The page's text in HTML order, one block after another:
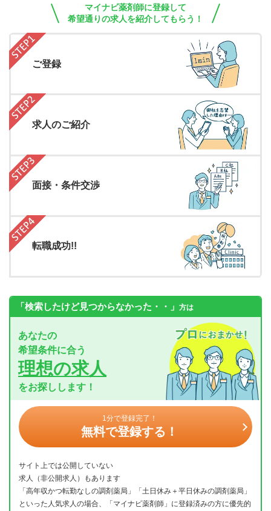
マイナビ薬剤師に登録して
希望通りの求人を紹介してもらう！
ご登録
求人のご紹介
面接・条件交渉
転職成功!!
「検索したけど見つからなかった・・」 方は
あなたの
希望条件に合う
理想の求人
をお探しします！
1分で登録完了！
無料で登録する！
サイト上では公開していない
求人（非公開求人）もあります
「高年収かつ転勤なしの調剤薬局」「土日休み＋平日休みの調剤薬局」
といった人気求人の場合、「マイナビ薬剤師」に登録済みの方に優先的